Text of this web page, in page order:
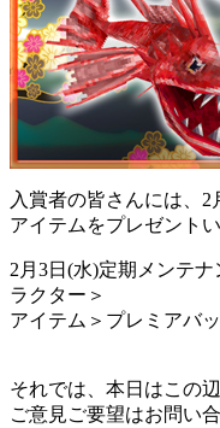
入賞者の皆さんには、
アイテムをプレゼントい
2月3日(水)定期メンテ
ラクター＞
アイテム＞プレミアバ
それでは、本日はこの辺
ご意見ご要望はお問い